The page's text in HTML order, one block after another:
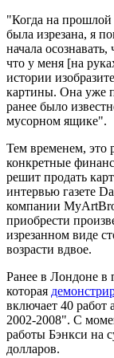
"Когда на прошлой
была изрезана, я
начала
что у меня [на
истории
картины. Она уже
ранее было
мусорном ящике".
Тем временем,
конкретные
решит продать
интервью газете
компании
приобрести
изрезанном виде
возрасти вдвое.
Ранее в Лондоне в
которая
включает 40 работ
2002-2008". С
работы Бэнкси на
долларов.